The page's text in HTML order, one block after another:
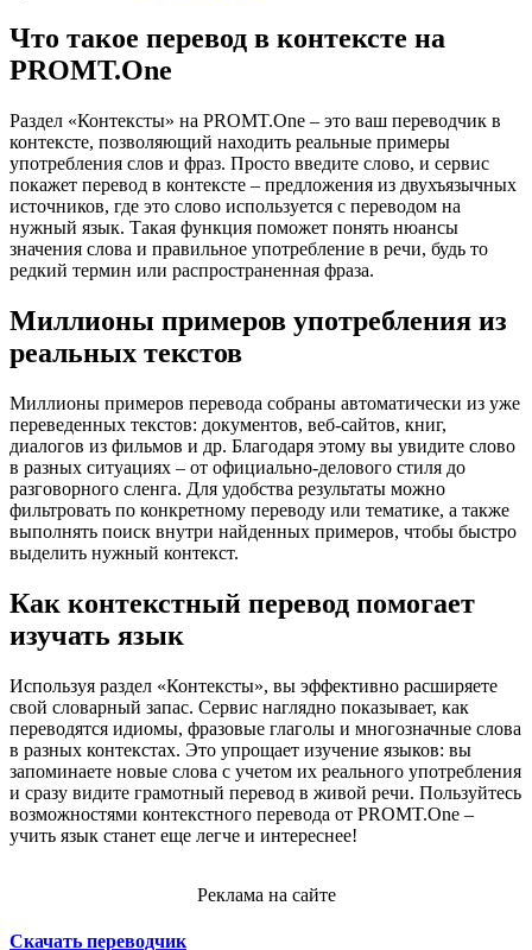
Что такое перевод в контексте на
PROMT.One
Раздел «Контексты» на PROMT.One – это ваш переводчик в
контексте, позволяющий находить реальные примеры
употребления слов и фраз. Просто введите слово, и сервис
покажет перевод в контексте – предложения из двухъязычных
источников, где это слово используется с переводом на
нужный язык. Такая функция поможет понять нюансы
значения слова и правильное употребление в речи, будь то
редкий термин или распространенная фраза.
Миллионы примеров употребления из
реальных текстов
Миллионы примеров перевода собраны автоматически из уже
переведенных текстов: документов, веб-сайтов, книг,
диалогов из фильмов и др. Благодаря этому вы увидите слово
в разных ситуациях – от официально-делового стиля до
разговорного сленга. Для удобства результаты можно
фильтровать по конкретному переводу или тематике, а также
выполнять поиск внутри найденных примеров, чтобы быстро
выделить нужный контекст.
Как контекстный перевод помогает
изучать язык
Используя раздел «Контексты», вы эффективно расширяете
свой словарный запас. Сервис наглядно показывает, как
переводятся идиомы, фразовые глаголы и многозначные слова
в разных контекстах. Это упрощает изучение языков: вы
запоминаете новые слова с учетом их реального употребления
и сразу видите грамотный перевод в живой речи. Пользуйтесь
возможностями контекстного перевода от PROMT.One –
учить язык станет еще легче и интереснее!
Реклама на сайте
Скачать переводчик